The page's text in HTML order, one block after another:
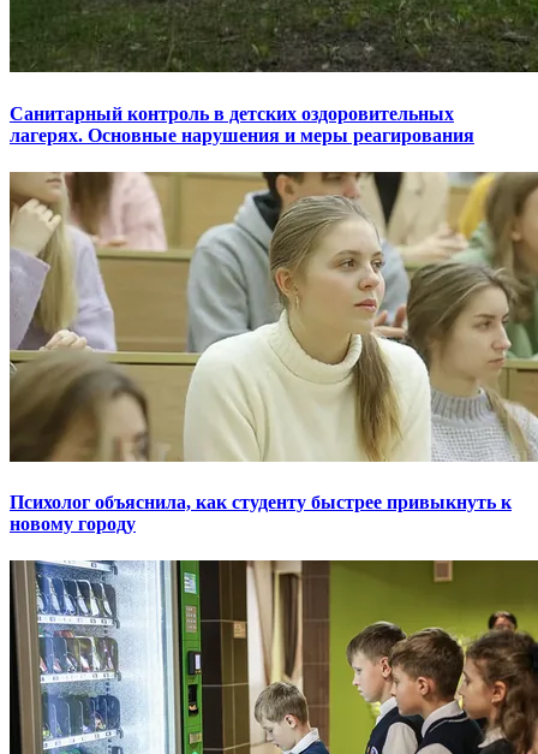
Санитарный контроль в детских оздоровительных
лагерях. Основные нарушения и меры реагирования
Психолог объяснила, как студенту быстрее привыкнуть к
новому городу